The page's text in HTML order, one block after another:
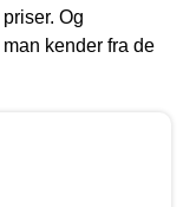
Og
kender fra de